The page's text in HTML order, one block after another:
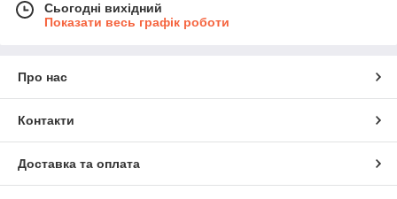
Сьогодні вихідний
Показати весь графік роботи
Про нас
Контакти
Доставка та оплата